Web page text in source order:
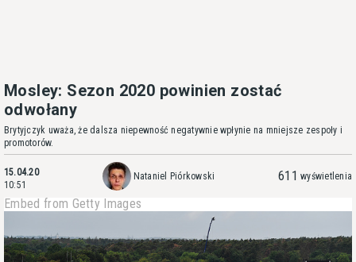
Mosley: Sezon 2020 powinien zostać
odwołany
Brytyjczyk uważa, że dalsza niepewność negatywnie wpłynie na mniejsze zespoły i
promotorów.
15.04.20
10:51
Nataniel Piórkowski 611 wyświetlenia
Embed from Getty Images